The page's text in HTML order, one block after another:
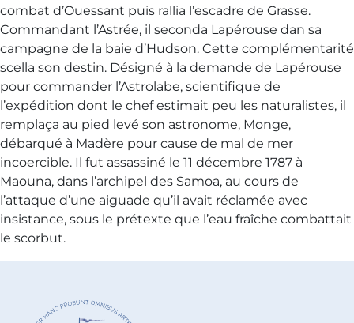
combat d’Ouessant puis rallia l’escadre de Grasse.
Commandant l’Astrée, il seconda Lapérouse dan sa
campagne de la baie d’Hudson. Cette complémentarité
scella son destin. Désigné à la demande de Lapérouse
pour commander l’Astrolabe, scientifique de
l’expédition dont le chef estimait peu les naturalistes, il
remplaça au pied levé son astronome, Monge,
débarqué à Madère pour cause de mal de mer
incoercible. Il fut assassiné le 11 décembre 1787 à
Maouna, dans l’archipel des Samoa, au cours de
l’attaque d’une aiguade qu’il avait réclamée avec
insistance, sous le prétexte que l’eau fraîche combattait
le scorbut.